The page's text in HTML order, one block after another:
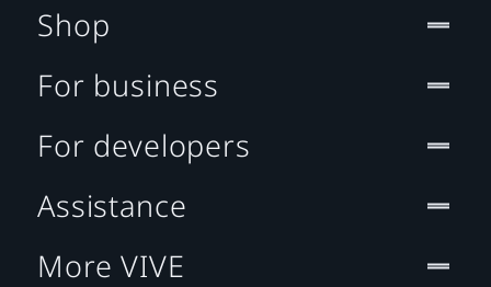
Shop
For business
For developers
Assistance
More VIVE